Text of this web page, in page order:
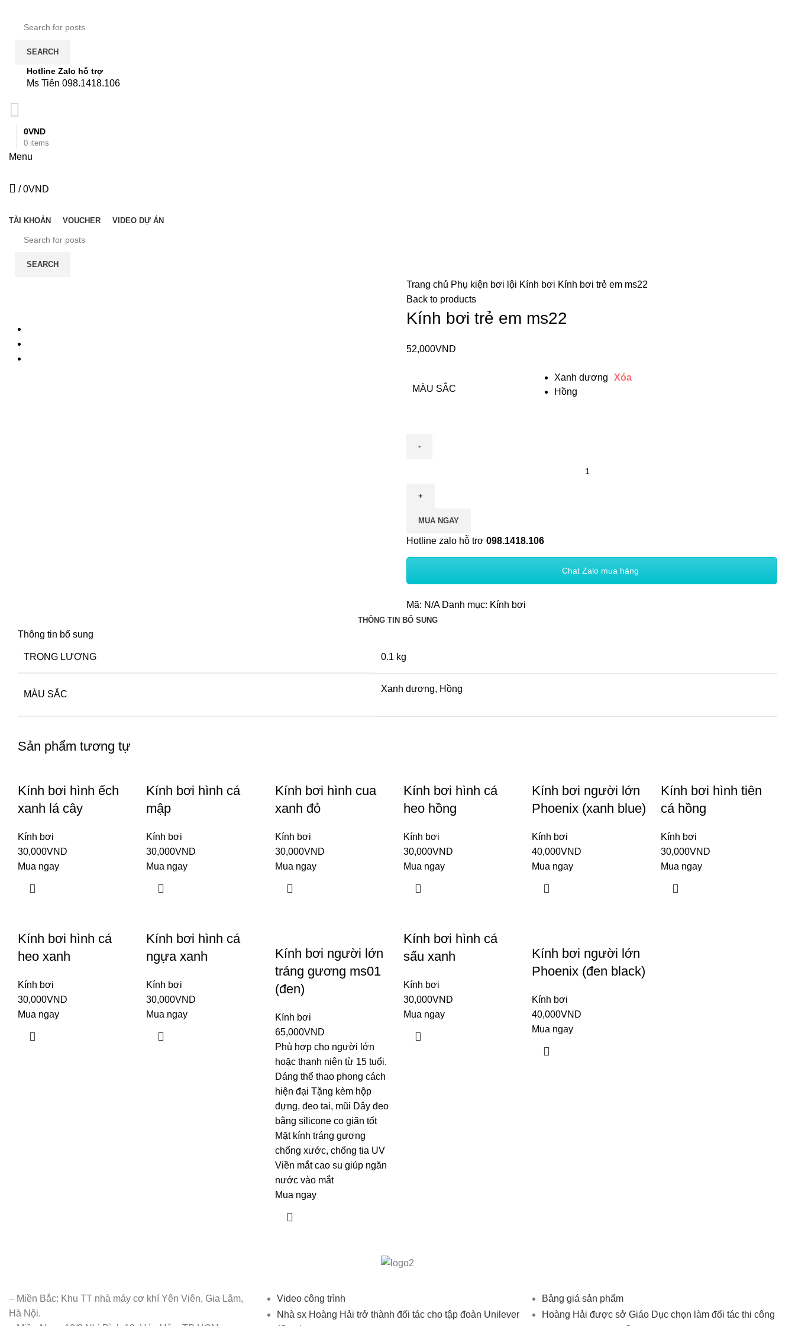
SEARCH
Hotline Zalo hỗ trợ
Ms Tiên 098.1418.106
0 items
0VND
Menu
/ 0VND
TÀI KHOẢN VOUCHER VIDEO DỰ ÁN
SEARCH
Trang chủ Phụ kiện bơi lội Kính bơi Kính bơi trẻ em ms22
Back to products
Kính bơi trẻ em ms22
52,000VND
MÀU SẮC
Xanh dương
Hồng
Xóa
ms22
số
MUA NGAY
Hotline zalo hỗ trợ 098.1418.106
Chat Zalo mua hàng
Mã: N/A Danh mục: Kính bơi
THÔNG TIN BỔ SUNG
Thông tin bổ sung
TRỌNG LƯỢNG 0.1 kg
MÀU SẮC
Xanh dương, Hồng
Sản phẩm tương tự
Kính bơi hình ếch
xanh lá cây
Kính bơi
30,000VND
Mua ngay
Kính bơi hình cá
mập
Kính bơi
30,000VND
Mua ngay
Kính bơi hình cua
xanh đỏ
Kính bơi
30,000VND
Mua ngay
Kính bơi hình cá
heo hồng
Kính bơi
30,000VND
Mua ngay
Kính bơi người lớn
Phoenix (xanh blue)
Kính bơi
40,000VND
Mua ngay
Kính bơi hình tiên
cá hồng
Kính bơi
30,000VND
Mua ngay
Kính bơi hình cá
heo xanh
Kính bơi
30,000VND
Mua ngay
Kính bơi hình cá
ngựa xanh
Kính bơi
30,000VND
Mua ngay
Kính bơi người lớn
tráng gương ms01
(đen)
Kính bơi
65,000VND
Phù hợp cho người lớn
hoặc thanh niên từ 15 tuổi.
Dáng thể thao phong cách
hiện đại Tặng kèm hộp
đựng, đeo tai, mũi Dây đeo
bằng silicone co giãn tốt
Mặt kính tráng gương
chống xước, chống tia UV
Viền mắt cao su giúp ngăn
nước vào mắt
Mua ngay
Kính bơi hình cá
sấu xanh
Kính bơi
30,000VND
Mua ngay
Kính bơi người lớn
Phoenix (đen black)
Kính bơi
40,000VND
Mua ngay
– Miền Bắc: Khu TT nhà máy cơ khí Yên Viên, Gia Lâm,
Hà Nội.
Video công trình
Nhà sx Hoàng Hải trở thành đối tác cho tập đoàn Unilever
Bảng giá sản phẩm
Hoàng Hải được sở Giáo Dục chọn làm đối tác thi công